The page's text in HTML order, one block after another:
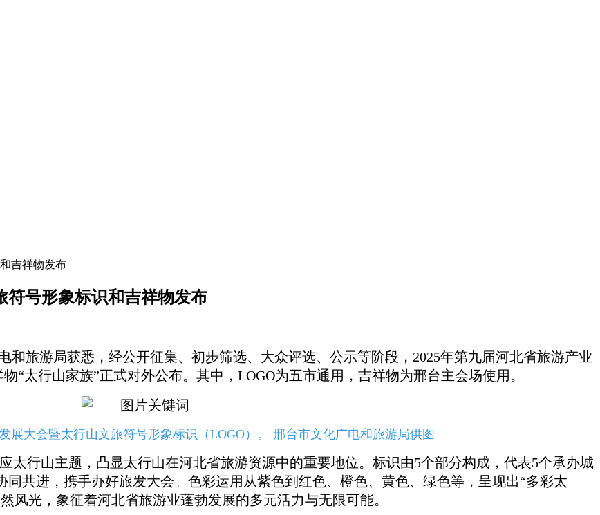
吉祥物发布
符号形象标识和吉祥物发布
旅游局获悉，经公开征集、初步筛选、大众评选、公示等阶段，2025年第九届河北省旅游产业
“太行山家族”正式对外公布。其中，LOGO为五市通用，吉祥物为邢台主会场使用。
展大会暨太行山文旅符号形象标识（LOGO）。 邢台市文化广电和旅游局供图
太行山主题，凸显太行山在河北省旅游资源中的重要地位。标识由5个部分构成，代表5个承办城
共进，携手办好旅发大会。色彩运用从紫色到红色、橙色、黄色、绿色等，呈现出“多彩太
风光，象征着河北省旅游业蓬勃发展的多元活力与无限可能。